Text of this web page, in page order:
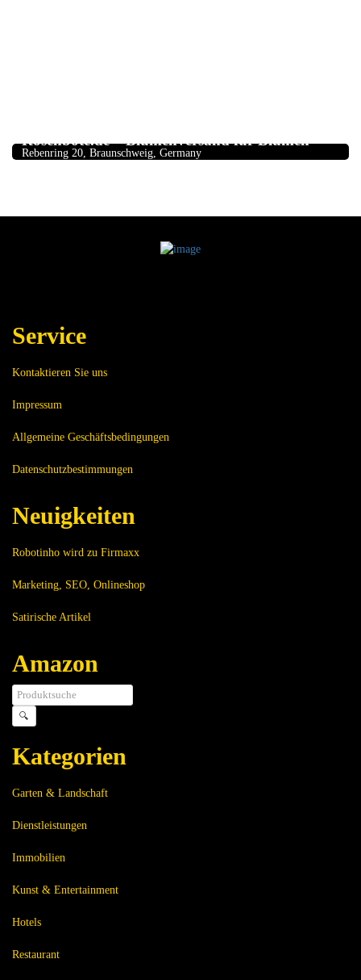
Rosenbote.de – Blumenversand für Blumen
Rebenring 20, Braunschweig, Germany
Service
Kontaktieren Sie uns
Impressum
Allgemeine Geschäftsbedingungen
Datenschutzbestimmungen
Neuigkeiten
Robotinho wird zu Firmaxx
Marketing, SEO, Onlineshop
Satirische Artikel
Amazon
🔍
Kategorien
Garten & Landschaft
Dienstleistungen
Immobilien
Kunst & Entertainment
Hotels
Restaurant